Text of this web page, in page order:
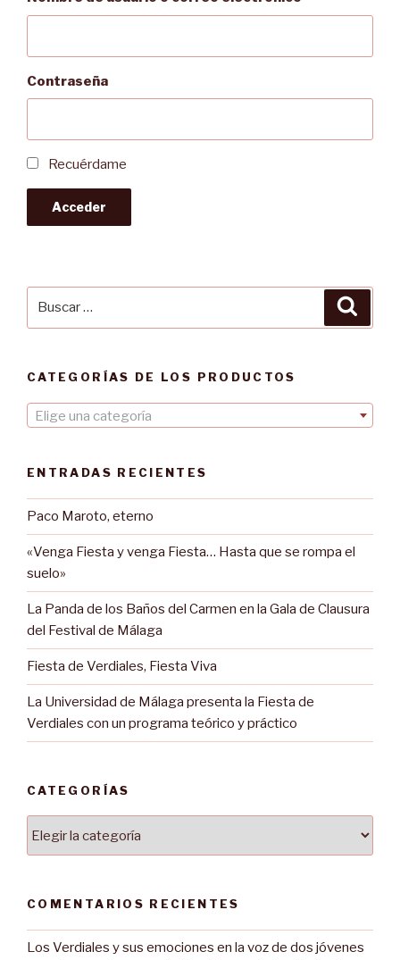
Contraseña
Recuérdame
Acceder
CATEGORÍAS DE LOS PRODUCTOS
Elige una categoría
ENTRADAS RECIENTES
Paco Maroto, eterno
«Venga Fiesta y venga Fiesta… Hasta que se rompa el
suelo»
La Panda de los Baños del Carmen en la Gala de Clausura
del Festival de Málaga
Fiesta de Verdiales, Fiesta Viva
La Universidad de Málaga presenta la Fiesta de
Verdiales con un programa teórico y práctico
CATEGORÍAS
COMENTARIOS RECIENTES
Los Verdiales y sus emociones en la voz de dos jóvenes